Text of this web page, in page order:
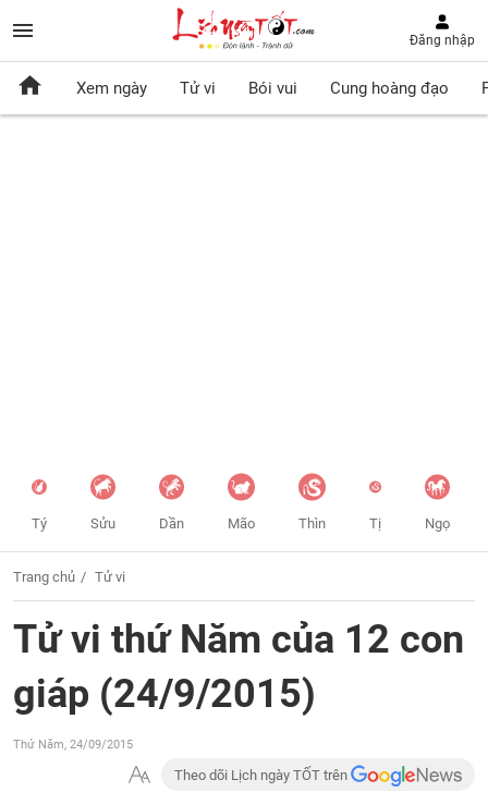
Đăng nhập
Xem ngày Tử vi Bói vui Cung hoàng đạo
Tý Sửu Dần Mão Thìn Tị Ngọ
Trang chủ Tử vi
Tử vi thứ Năm của 12 con
giáp (24/9/2015)
Thứ Năm, 24/09/2015
Theo dõi Lịch ngày TỐT trên